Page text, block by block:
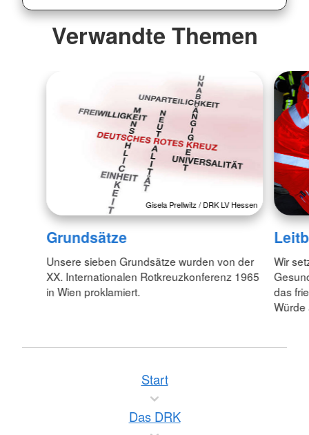
Verwandte Themen
Gisela Prellwitz / DRK LV Hessen
Grundsätze
Unsere sieben Grundsätze wurden von der
XX. Internationalen Rotkreuzkonferenz 1965
in Wien proklamiert.
Wir
das
Würde
Start
Das DRK